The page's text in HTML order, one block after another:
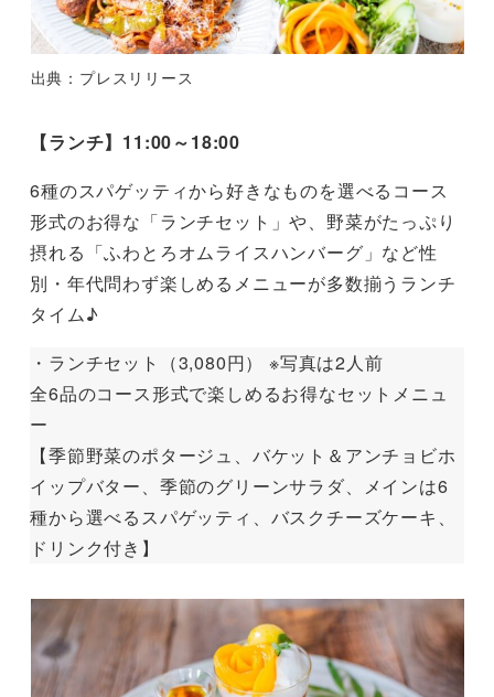
出典：プレスリリース
【ランチ】11:00～18:00
6種のスパゲッティから好きなものを選べるコース
形式のお得な「ランチセット」や、野菜がたっぷり
摂れる「ふわとろオムライスハンバーグ」など性
別・年代問わず楽しめるメニューが多数揃うランチ
タイム♪
・ランチセット（3,080円） ※写真は2人前
全6品のコース形式で楽しめるお得なセットメニュ
ー
【季節野菜のポタージュ、バケット＆アンチョビホ
イップバター、季節のグリーンサラダ、メインは6
種から選べるスパゲッティ、バスクチーズケーキ、
ドリンク付き】